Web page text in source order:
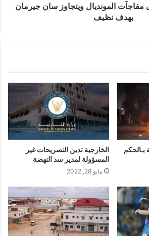
مفاجآت المونديال ويتجاوز سان جيرمان
بهدف نظيف
بـالحكم
الخارجية تدين التصريحات غير
المسؤولة لمدير سد النهضة
مايو 28, 2022